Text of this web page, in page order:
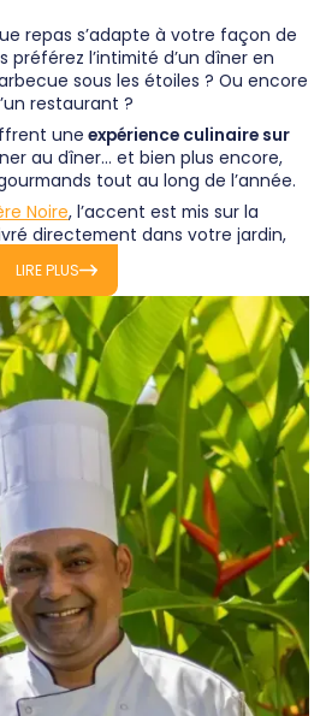
repas s’adapte à votre façon de
préférez l’intimité d’un dîner en
sous les étoiles ? Ou encore
restaurant ?
une expérience culinaire sur
au dîner… et bien plus encore,
tout au long de l’année.
Noire, l’accent est mis sur la
directement dans votre jardin,
piscine ou
Les produits sont frais, locaux,
permet aussi de commander à
cuisiné maison, pour le
à Grand Gaube, vous pourrez vivre
succulent en toute intimité, en
ou commander votre repas
est roi au sein de notre
,restaurant mauricienouvert
et visiteurs de passage),
inventive, grilléeau feu
belle sélection de vins.
ou cocktail maison…
moment de partageau cœur de la
LIRE PLUS